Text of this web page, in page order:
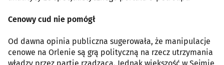
Cenowy cud nie pomógł
Od dawna opinia publiczna sugerowała, że manipulacje
cenowe na Orlenie są grą polityczną na rzecz utrzymania
władzy przez partię rządzącą. Jednak większość w Sejmie